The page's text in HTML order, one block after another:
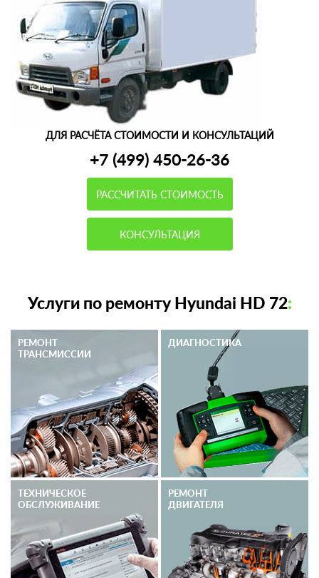
ДЛЯ РАСЧЁТА СТОИМОСТИ И КОНСУЛЬТАЦИЙ
+7 (499) 450-26-36
РАССЧИТАТЬ СТОИМОСТЬ
КОНСУЛЬТАЦИЯ
Услуги по ремонту Hyundai HD 72:
РЕМОНТ
ТРАНСМИССИИ
ДИАГНОСТИКА
ТЕХНИЧЕСКОЕ
ОБСЛУЖИВАНИЕ
РЕМОНТ
ДВИГАТЕЛЯ